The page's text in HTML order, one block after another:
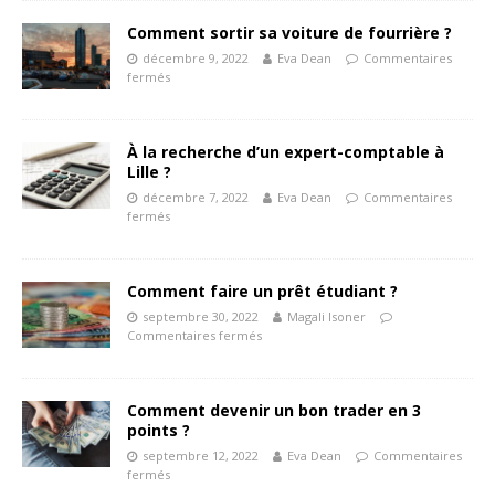
Comment sortir sa voiture de fourrière ?
décembre 9, 2022 Eva Dean
Commentaires
fermés
À la recherche d’un expert-comptable à
Lille ?
décembre 7, 2022 Eva Dean
Commentaires
fermés
Comment faire un prêt étudiant ?
septembre 30, 2022
Magali Isoner
Commentaires fermés
Comment devenir un bon trader en 3
points ?
septembre 12, 2022 Eva Dean
Commentaires
fermés